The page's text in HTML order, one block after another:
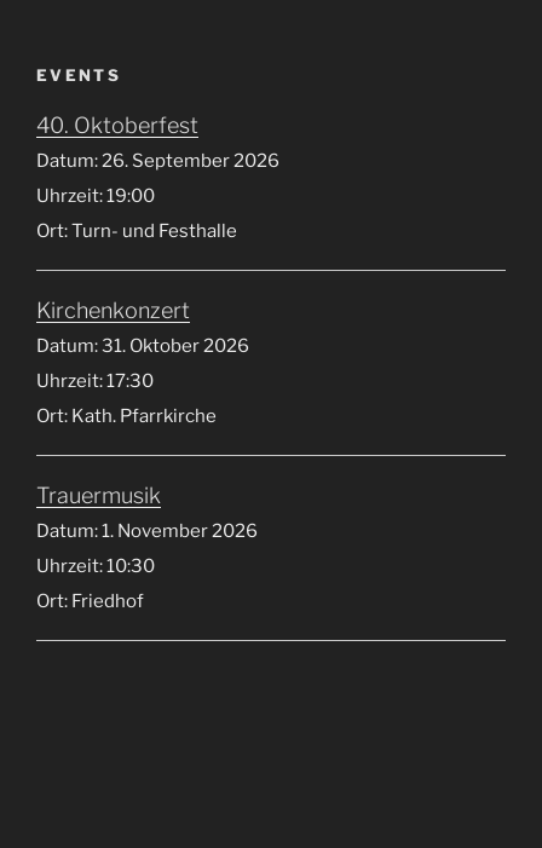
EVENTS
40. Oktoberfest
Datum:26. September 2026
Uhrzeit:19:00
Ort:Turn- und Festhalle
Kirchenkonzert
Datum:31. Oktober 2026
Uhrzeit:17:30
Ort: Kath. Pfarrkirche
Trauermusik
Datum:1. November 2026
Uhrzeit:10:30
Ort: Friedhof